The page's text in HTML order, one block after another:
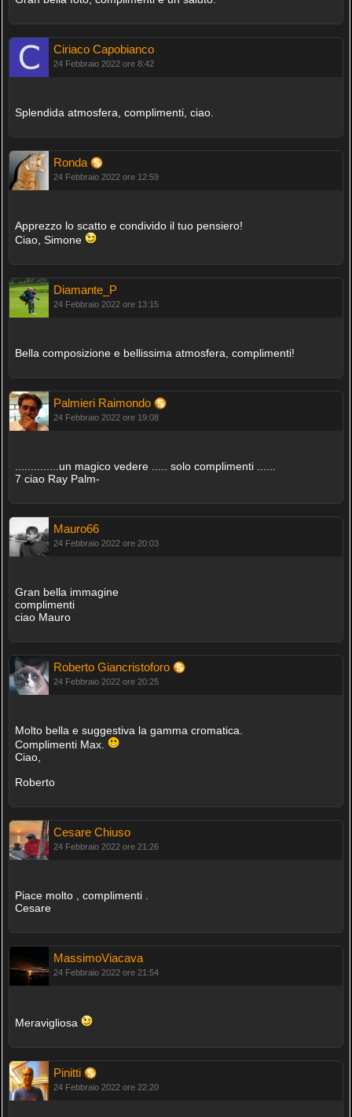
Ciriaco Capobianco
24 Febbraio 2022 ore 8:42
Splendida atmosfera, complimenti, ciao.
Ronda
24 Febbraio 2022 ore 12:59
Apprezzo lo scatto e condivido il tuo pensiero!
Ciao, Simone
Diamante_P
24 Febbraio 2022 ore 13:15
Bella composizione e bellissima atmosfera, complimenti!
Palmieri Raimondo
24 Febbraio 2022 ore 19:08
..............un magico vedere ..... solo complimenti ......
7 ciao Ray Palm-
Mauro66
24 Febbraio 2022 ore 20:03
Gran bella immagine
complimenti
ciao Mauro
Roberto Giancristoforo
24 Febbraio 2022 ore 20:25
Molto bella e suggestiva la gamma cromatica.
Complimenti Max.
Ciao,
Roberto
Cesare Chiuso
24 Febbraio 2022 ore 21:26
Piace molto , complimenti .
Cesare
MassimoViacava
24 Febbraio 2022 ore 21:54
Meravigliosa
Pinitti
24 Febbraio 2022 ore 22:20